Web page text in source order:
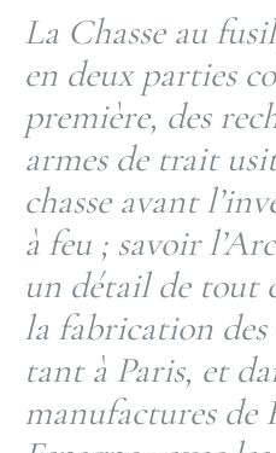
La Chasse au
en deux parties
première, des
armes de trait
chasse avant
à feu ; savoir
un détail de tout
la fabrication
tant à Paris, et
manufactures de